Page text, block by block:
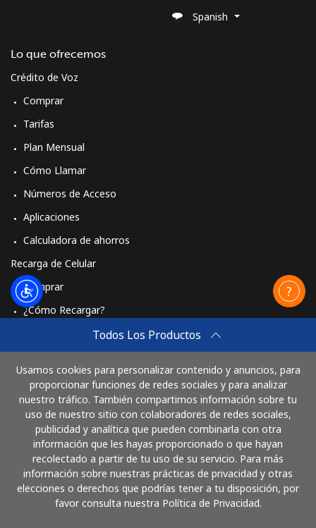
Todos Los Productos
Usamos cookies para personalizar contenido y anuncios, para
proporcionar funciones de redes sociales y para analizar
nuestro tráfico. También compartimos información sobre tu
uso de nuestro sitio con colaboradores de redes sociales,
publicidad y analítica que pueden combinarla con otra
información que les hayas proporcionado o que hayan
recolectado a partir de tu uso de su servicio. Para más
información sobre nuestras prácticas de privacidad y otras
elecciones o derechos que podrías tener a tu disposición, por
favor consulta nuestra Política de Privacidad.
Lo que ofrecemos
Crédito de Voz
Comprar
Tarifas
Plan Mensual
Cómo Llamar
Números de Acceso
Aplicaciones
Calculadora de ahorros
Recarga de Celular
Comprar
¿Cómo Recargar?
Cómo funciona
Spanish
Paga con